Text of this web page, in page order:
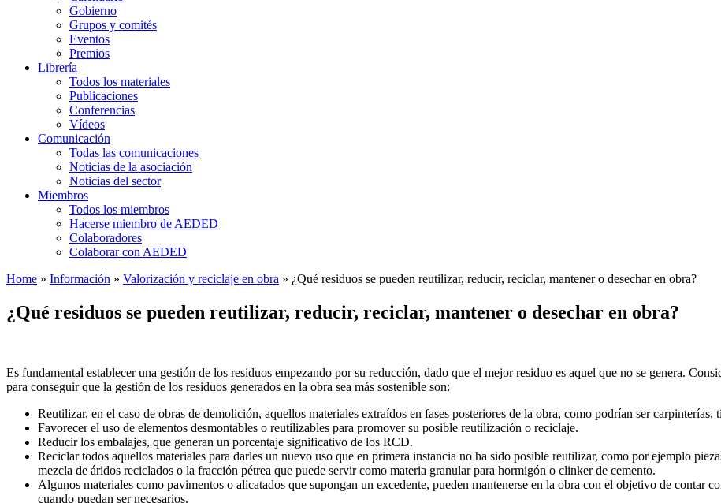
Gobierno
Grupos y comités
Eventos
Premios
Librería
Todos los materiales
Publicaciones
Conferencias
Vídeos
Comunicación
Todas las comunicaciones
Noticias de la asociación
Noticias del sector
Miembros
Todos los miembros
Hacerse miembro de AEDED
Colaboradores
Colaborar con AEDED
Home » Información » Valorización y reciclaje en obra » ¿Qué residuos se pueden reutilizar, reducir, reciclar, mantener o desechar en obra?
¿Qué residuos se pueden reutilizar, reducir, reciclar, mantener o desechar en obra?
Es fundamental establecer una gestión de los residuos empezando por su reducción, dado que el mejor residuo es aquel que no se genera.
para conseguir que la gestión de los residuos generados en la obra sea más sostenible son:
Reutilizar, en el caso de obras de demolición, aquellos materiales extraídos en fases posteriores de la obra, como podrían ser carpinterías,
Favorecer el uso de elementos desmontables o reutilizables para promover su posible reutilización o reciclaje.
Reducir los embalajes, que generan un porcentaje significativo de los RCD.
Reciclar todos aquellos materiales para darles un nuevo uso que en primera instancia no ha sido posible reutilizar, como por ejemplo
mezcla de áridos reciclados o la fracción pétrea que puede servir como materia granular para hormigón o clinker de cemento.
Algunos materiales como pavimentos o alicatados que supongan un excedente, pueden mantenerse en la obra con el objetivo de contar
cuando puedan ser necesarios.